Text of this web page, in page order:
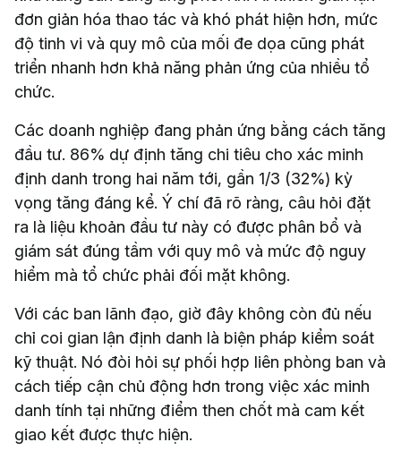
đơn giản hóa thao tác và khó phát hiện hơn, mức
độ tinh vi và quy mô của mối đe dọa cũng phát
triển nhanh hơn khả năng phản ứng của nhiều tổ
chức.
Các doanh nghiệp đang phản ứng bằng cách tăng
đầu tư. 86% dự định tăng chi tiêu cho xác minh
định danh trong hai năm tới, gần 1/3 (32%) kỳ
vọng tăng đáng kể. Ý chí đã rõ ràng, câu hỏi đặt
ra là liệu khoản đầu tư này có được phân bổ và
giám sát đúng tầm với quy mô và mức độ nguy
hiểm mà tổ chức phải đối mặt không.
Với các ban lãnh đạo, giờ đây không còn đủ nếu
chỉ coi gian lận định danh là biện pháp kiểm soát
kỹ thuật. Nó đòi hỏi sự phối hợp liên phòng ban và
cách tiếp cận chủ động hơn trong việc xác minh
danh tính tại những điểm then chốt mà cam kết
giao kết được thực hiện.